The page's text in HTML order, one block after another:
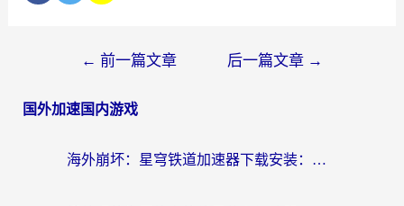
← 前一篇文章 后一篇文章 →
国外加速国内游戏
海外崩坏：星穹铁道加速器下载安装：一份给游子的终极网络指南